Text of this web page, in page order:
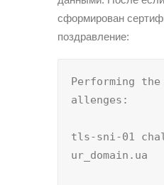
сформирован
поздравление:
Performing
allenges:
tls-sni-01
ur_domain.ua